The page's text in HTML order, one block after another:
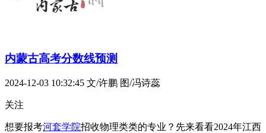
内蒙古高考分数线预测
2024-12-03 10:32:45 文/许鹏 图/冯诗蕊
关注
想要报考河套学院招收物理类类的专业？先来看看2024年江西